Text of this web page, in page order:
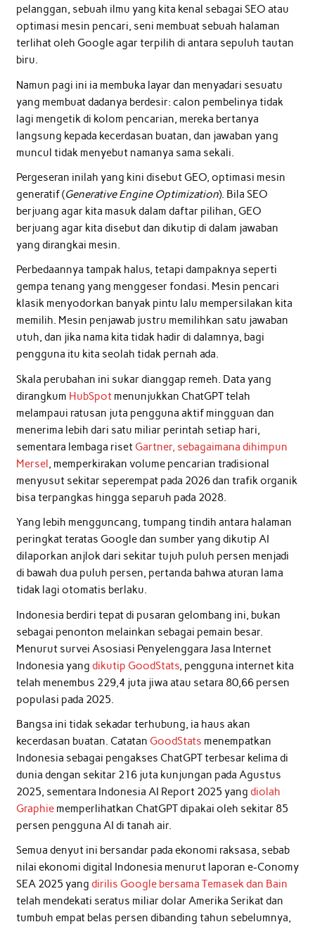
pelanggan, sebuah ilmu yang kita kenal sebagai SEO atau
optimasi mesin pencari, seni membuat sebuah halaman
terlihat oleh Google agar terpilih di antara sepuluh tautan
biru.
Namun pagi ini ia membuka layar dan menyadari sesuatu
yang membuat dadanya berdesir: calon pembelinya tidak
lagi mengetik di kolom pencarian, mereka bertanya
langsung kepada kecerdasan buatan, dan jawaban yang
muncul tidak menyebut namanya sama sekali.
Pergeseran inilah yang kini disebut GEO, optimasi mesin
generatif (Generative Engine Optimization). Bila SEO
berjuang agar kita masuk dalam daftar pilihan, GEO
berjuang agar kita disebut dan dikutip di dalam jawaban
yang dirangkai mesin.
Perbedaannya tampak halus, tetapi dampaknya seperti
gempa tenang yang menggeser fondasi. Mesin pencari
klasik menyodorkan banyak pintu lalu mempersilakan kita
memilih. Mesin penjawab justru memilihkan satu jawaban
utuh, dan jika nama kita tidak hadir di dalamnya, bagi
pengguna itu kita seolah tidak pernah ada.
Skala perubahan ini sukar dianggap remeh. Data yang
dirangkum HubSpotmenunjukkan ChatGPT telah
melampaui ratusan juta pengguna aktif mingguan dan
menerima lebih dari satu miliar perintah setiap hari,
sementara lembaga riset Gartner, sebagaimana dihimpun
Mersel, memperkirakan volume pencarian tradisional
menyusut sekitar seperempat pada 2026 dan trafik organik
bisa terpangkas hingga separuh pada 2028.
Yang lebih mengguncang, tumpang tindih antara halaman
peringkat teratas Google dan sumber yang dikutip AI
dilaporkan anjlok dari sekitar tujuh puluh persen menjadi
di bawah dua puluh persen, pertanda bahwa aturan lama
tidak lagi otomatis berlaku.
Indonesia berdiri tepat di pusaran gelombang ini, bukan
sebagai penonton melainkan sebagai pemain besar.
Menurut survei Asosiasi Penyelenggara Jasa Internet
Indonesia yang dikutip GoodStats, pengguna internet kita
telah menembus 229,4 juta jiwa atau setara 80,66 persen
populasi pada 2025.
Bangsa ini tidak sekadar terhubung, ia haus akan
kecerdasan buatan. Catatan GoodStats menempatkan
Indonesia sebagai pengakses ChatGPT terbesar kelima di
dunia dengan sekitar 216 juta kunjungan pada Agustus
2025, sementara Indonesia AI Report 2025 yang diolah
Graphiememperlihatkan ChatGPT dipakai oleh sekitar 85
persen pengguna AI di tanah air.
Semua denyut ini bersandar pada ekonomi raksasa, sebab
nilai ekonomi digital Indonesia menurut laporan e-Conomy
SEA 2025 yang dirilis Google bersama Temasek dan Bain
telah mendekati seratus miliar dolar Amerika Serikat dan
tumbuh empat belas persen dibanding tahun sebelumnya,